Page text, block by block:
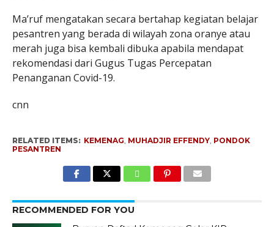
Ma’ruf mengatakan secara bertahap kegiatan belajar
pesantren yang berada di wilayah zona oranye atau
merah juga bisa kembali dibuka apabila mendapat
rekomendasi dari Gugus Tugas Percepatan
Penanganan Covid-19.
cnn
RELATED ITEMS: KEMENAG, MUHADJIR EFFENDY, PONDOK
PESANTREN
RECOMMENDED FOR YOU